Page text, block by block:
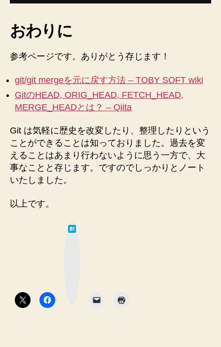
おわりに
参考ページです。ありがとう存じます！
git/git mergeを元に戻す方法 – TOBY SOFT wiki
GitのHEAD, ORIG_HEAD, FETCH_HEAD,
MERGE_HEADとは？ – Qiita
Git は気軽に歴史を改変したり、整理したりという
ことができることは知っておりました。過去を変
えることはあまり行わないように思う一方で、大
事なことと存じます。ですのでしっかりとノート
いたしました。
以上です。